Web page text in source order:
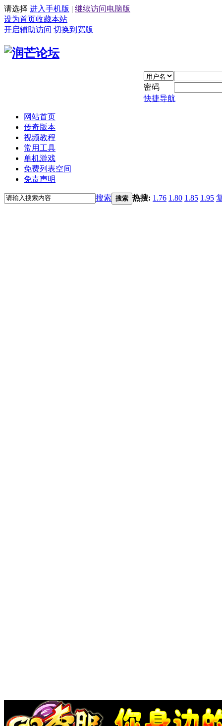
请选择 进入手机版 | 继续访问电脑版
设为首页收藏本站
开启辅助访问 切换到宽版
密码
快捷导航
网站首页
传奇版本
视频教程
常用工具
单机游戏
免费列表空间
免责声明
搜索 搜索 热搜: 1.76 1.80 1.85 1.95